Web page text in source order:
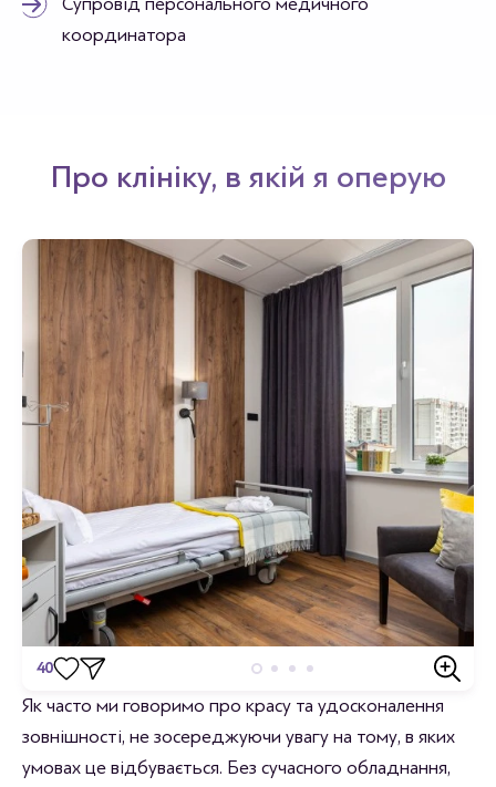
координатора
Про клініку, в якій я оперую
40
Відгуки
Станьте першим хто залишить відгук.
Як часто ми говоримо про красу та удосконалення
зовнішності, не зосереджуючи увагу на тому, в яких
умовах це відбувається. Без сучасного обладнання,